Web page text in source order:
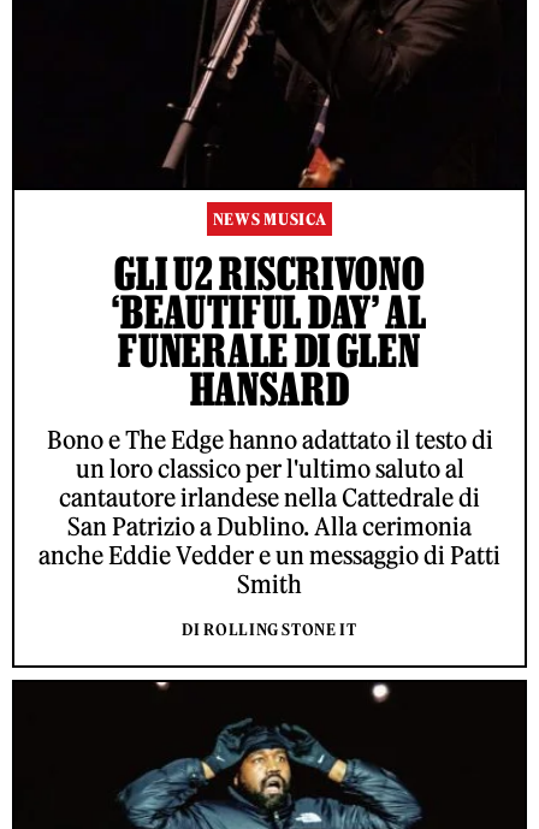
NEWS MUSICA
GLI U2 RISCRIVONO
‘BEAUTIFUL DAY’ AL
FUNERALE DI GLEN
HANSARD
Bono e The Edge hanno adattato il testo di
un loro classico per l'ultimo saluto al
cantautore irlandese nella Cattedrale di
San Patrizio a Dublino. Alla cerimonia
anche Eddie Vedder e un messaggio di Patti
Smith
DI ROLLING STONE IT